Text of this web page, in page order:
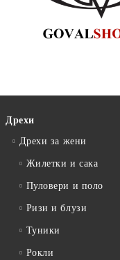
Дрехи
Дрехи за жени
Жилетки и сака
Пуловери и поло
Ризи и блузи
Туники
Рокли